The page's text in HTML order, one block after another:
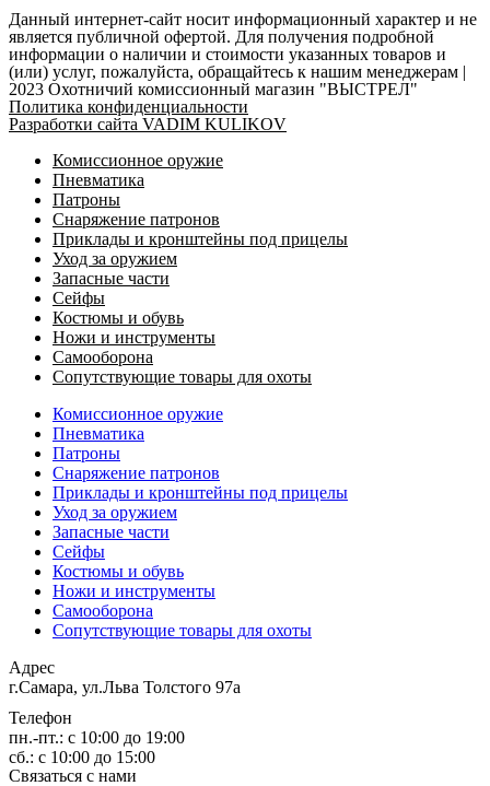
Данный интернет-сайт носит информационный характер и не
является публичной офертой. Для получения подробной
информации о наличии и стоимости указанных товаров и
(или) услуг, пожалуйста, обращайтесь к нашим менеджерам |
2023 Охотничий комиссионный магазин "ВЫСТРЕЛ"
Политика конфиденциальности
Разработки сайта VADIM KULIKOV
Комиссионное оружие
Пневматика
Патроны
Снаряжение патронов
Приклады и кронштейны под прицелы
Уход за оружием
Запасные части
Сейфы
Костюмы и обувь
Ножи и инструменты
Самооборона
Сопутствующие товары для охоты
Комиссионное оружие
Пневматика
Патроны
Снаряжение патронов
Приклады и кронштейны под прицелы
Уход за оружием
Запасные части
Сейфы
Костюмы и обувь
Ножи и инструменты
Самооборона
Сопутствующие товары для охоты
Адрес
г.Самара, ул.Льва Толстого 97а
Телефон
пн.-пт.: с 10:00 до 19:00
сб.: с 10:00 до 15:00
Связаться с нами